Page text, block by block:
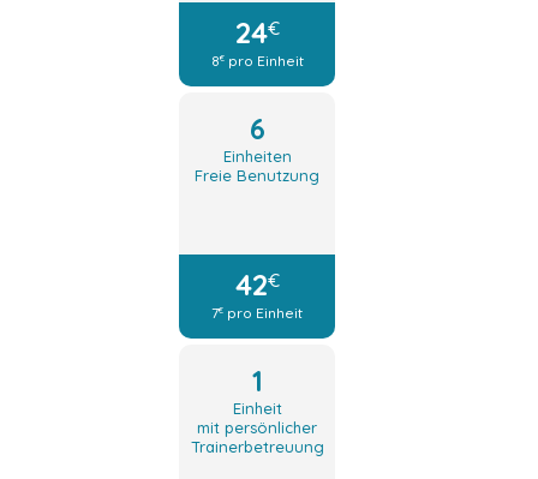
24€
8€pro Einheit
6
Einheiten
Freie Benutzung
42€
7€ pro Einheit
1
Einheit
mit persönlicher
Trainerbetreuung